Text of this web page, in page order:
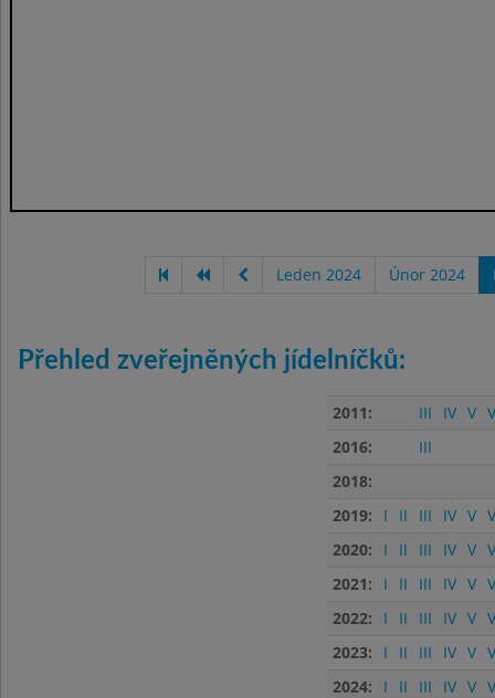
Leden 2024 Únor 2024
Přehled zveřejněných jídelníčků:
2011: III IV V
2016:
III
2018:
2019:
I II III IV V
2020:
I II III IV V
2021:
I II III IV V
2022:
I II III IV V
2023:
I II III IV V
2024:
I II III IV V